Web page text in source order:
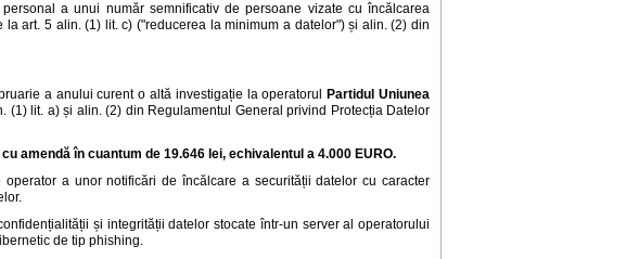
a unui număr semnificativ de persoane vizate cu încălcarea
art. 5 alin. (1) lit. c) ("reducerea la minimum a datelor") și alin. (2) din
a anului curent o altă investigație la operatorul
Partidul Uniunea
(1) lit. a) și alin. (2) din Regulamentul General privind Protecția Datelor
amendă în cuantum de 19.646 lei, echivalentul a 4.000 EURO.
a unor notificări de încălcare a securității datelor cu caracter
și integrității datelor stocate într-un server al operatorului
de tip phishing.